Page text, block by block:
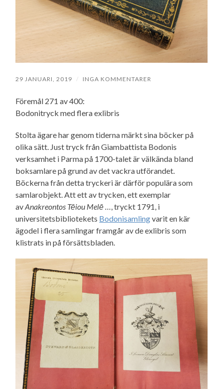
29 JANUARI, 2019 / INGA KOMMENTARER
Föremål 271 av 400:
Bodonitryck med flera exlibris
Stolta ägare har genom tiderna märkt sina böcker på
olika sätt. Just tryck från Giambattista Bodonis
verksamhet i Parma på 1700-talet är välkända bland
boksamlare på grund av det vackra utförandet.
Böckerna från detta tryckeri är därför populära som
samlarobjekt. Att ett av trycken, ett exemplar
avAnakreontos Tēiou Melē …
, tryckt 1791, i
universitetsbibliotekets Bodonisamlingvarit en kär
ägodel i flera samlingar framgår av de exlibris som
klistrats in på försättsbladen.